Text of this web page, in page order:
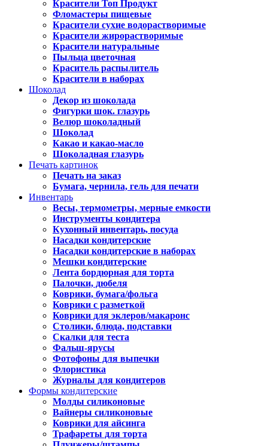
Красители Топ Продукт
Фломастеры пищевые
Красители сухие водорастворимые
Красители жирорастворимые
Красители натуральные
Пыльца цветочная
Краситель распылитель
Красители в наборах
Шоколад
Декор из шоколада
Фигурки шок. глазурь
Велюр шоколадный
Шоколад
Какао и какао-масло
Шоколадная глазурь
Печать картинок
Печать на заказ
Бумага, чернила, гель для печати
Инвентарь
Весы, термометры, мерные емкости
Инструменты кондитера
Кухонный инвентарь, посуда
Насадки кондитерские
Насадки кондитерские в наборах
Мешки кондитерские
Лента бордюрная для торта
Палочки, дюбеля
Коврики, бумага/фольга
Коврики с разметкой
Коврики для эклеров/макаронс
Столики, блюда, подставки
Скалки для теста
Фальш-ярусы
Фотофоны для выпечки
Флористика
Журналы для кондитеров
Формы кондитерские
Молды силиконовые
Вайнеры силиконовые
Коврики для айсинга
Трафареты для торта